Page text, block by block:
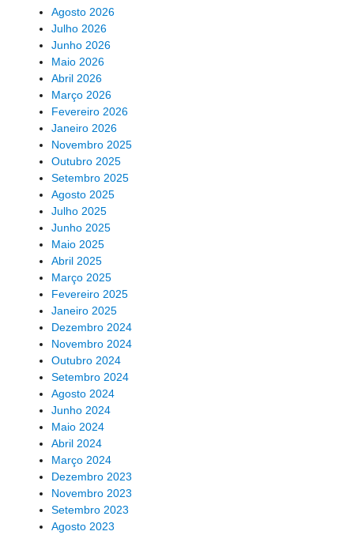
Agosto 2026
Julho 2026
Junho 2026
Maio 2026
Abril 2026
Março 2026
Fevereiro 2026
Janeiro 2026
Novembro 2025
Outubro 2025
Setembro 2025
Agosto 2025
Julho 2025
Junho 2025
Maio 2025
Abril 2025
Março 2025
Fevereiro 2025
Janeiro 2025
Dezembro 2024
Novembro 2024
Outubro 2024
Setembro 2024
Agosto 2024
Junho 2024
Maio 2024
Abril 2024
Março 2024
Dezembro 2023
Novembro 2023
Setembro 2023
Agosto 2023